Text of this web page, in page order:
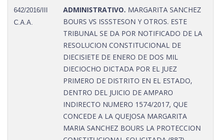
642/2016/III
C.A.A.
ADMINISTRATIVO. MARGARITA SANCHEZ
BOURS VS ISSSTESON Y OTROS. ESTE
TRIBUNAL SE DA POR NOTIFICADO DE LA
RESOLUCION CONSTITUCIONAL DE
DIECISIETE DE ENERO DE DOS MIL
DIECIOCHO DICTADA POR EL JUEZ
PRIMERO DE DISTRITO EN EL ESTADO,
DENTRO DEL JUICIO DE AMPARO
INDIRECTO NUMERO 1574/2017, QUE
CONCEDE A LA QUEJOSA MARGARITA
MARIA SANCHEZ BOURS LA PROTECCION